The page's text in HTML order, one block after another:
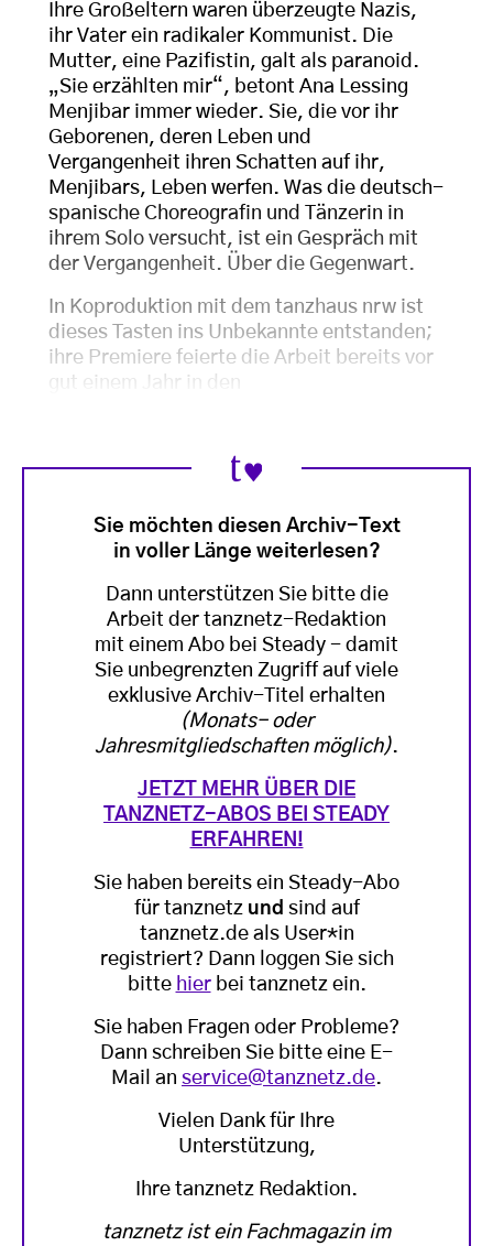
Ihre Großeltern waren überzeugte Nazis,
ihr Vater ein radikaler Kommunist. Die
Mutter, eine Pazifistin, galt als paranoid.
„Sie erzählten mir“, betont Ana Lessing
Menjibar immer wieder. Sie, die vor ihr
Geborenen, deren Leben und
Vergangenheit ihren Schatten auf ihr,
Menjibars, Leben werfen. Was die deutsch-
spanische Choreografin und Tänzerin in
ihrem Solo versucht, ist ein Gespräch mit
der Vergangenheit. Über die Gegenwart.
In Koproduktion mit dem tanzhaus nrw ist
dieses Tasten ins Unbekannte entstanden;
ihre Premiere feierte die Arbeit bereits vor
gut einem Jahr in den
Sie möchten diesen Archiv-Text
in voller Länge weiterlesen?
Dann unterstützen Sie bitte die
Arbeit der tanznetz-Redaktion
mit einem Abo bei Steady - damit
Sie unbegrenzten Zugriff auf viele
exklusive Archiv-Titel erhalten
(Monats- oder
Jahresmitgliedschaften möglich).
JETZT MEHR ÜBER DIE
TANZNETZ-ABOS BEI STEADY
ERFAHREN!
Sie haben bereits ein Steady-Abo
für tanznetz und sind auf
tanznetz.de als User*in
registriert? Dann loggen Sie sich
bitte hierbei tanznetz ein.
Sie haben Fragen oder Probleme?
Dann schreiben Sie bitte eine E-
Mail an service@tanznetz.de.
Vielen Dank für Ihre
Unterstützung,
Ihre tanznetz Redaktion.
tanznetz ist ein Fachmagazin im